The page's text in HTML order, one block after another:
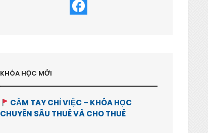
KHÓA HỌC MỚI
CẦM TAY CHỈ VIỆC – KHÓA HỌC
CHUYÊN SÂU THUÊ VÀ CHO THUÊ